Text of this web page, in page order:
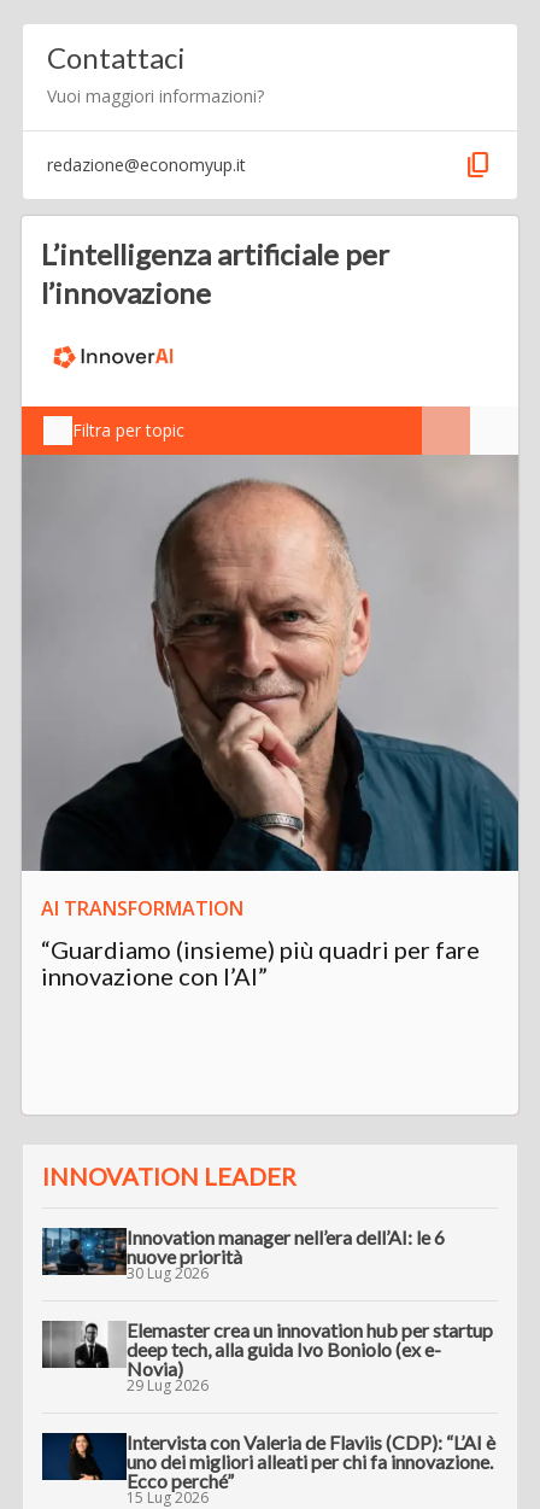
Contattaci
Vuoi maggiori informazioni?
redazione@economyup.it content_copy
L’intelligenza artificiale per
l’innovazione
Filtra per topic
AI TRANSFORMATION
“Guardiamo (insieme) più quadri per fare
innovazione con l’AI”
INNOVATION LEADER
Innovation manager nell’era dell’AI: le 6
nuove priorità
30 Lug 2026
Elemaster crea un innovation hub per startup
deep tech, alla guida Ivo Boniolo (ex e-
Novia)
29 Lug 2026
Intervista con Valeria de Flaviis (CDP): “L’AI è
uno dei migliori alleati per chi fa innovazione.
Ecco perché”
15 Lug 2026